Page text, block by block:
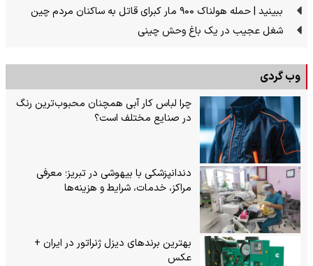
ببینید | حمله هولناک ۹۰۰ مار کبرای قاتل به ساکنان مردم چین
شغل عجیب در یک باغ وحش چینی
وب گردی
چرا لباس کار آبی همچنان محبوب‌ترین رنگ
در صنایع مختلف است؟
دندانپزشکی با بیهوشی در تبریز؛ معرفی
مراکز، خدمات، شرایط و هزینه‌ها
بهترین برندهای دیزل ژنراتور در ایران +
عکس